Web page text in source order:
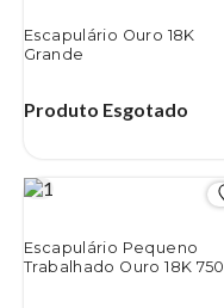
Escapulário Ouro 18K
Grande
Produto Esgotado
Escapulário Pequeno
Trabalhado Ouro 18K 750